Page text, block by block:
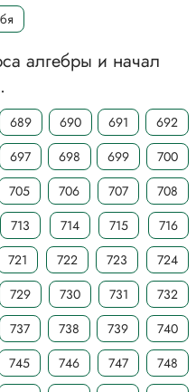
алгебры и начал
689 690 691
692
697 698 699
700
705 706 707
708
713 714 715
716
721 722 723
724
729 730 731
732
737 738 739
740
745 746 747
748